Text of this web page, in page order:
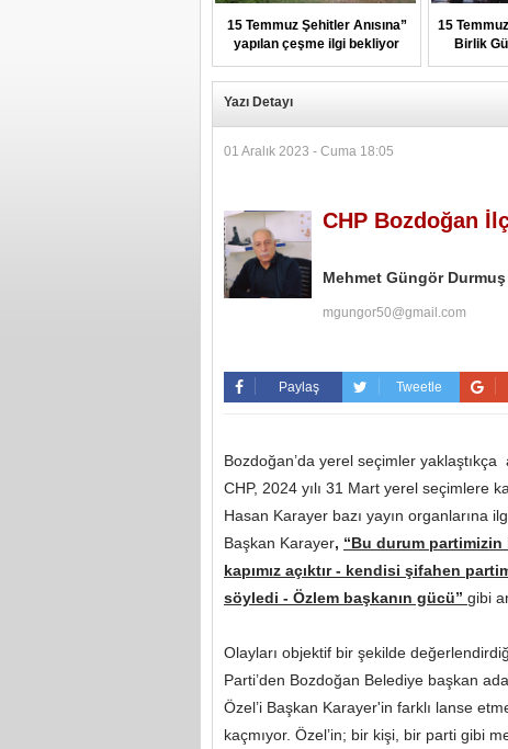
15 Temmuz Şehitler Anısına”
yapılan çeşme ilgi bekliyor
15
Birlik
Yazı Detayı
01 Aralık 2023 - Cuma 18:05
CHP Bozdoğan
Mehmet Güngör Durmuş
mgungor50@gmail.com
Paylaş Tweetle
Bozdoğan’da yerel seçimler yaklaştıkça
CHP, 2024 yılı 31 Mart yerel seçimlere
Hasan Karayer bazı yayın organlarına
Başkan Karayer, “Bu durum partimizin
kapımız açıktır - kendisi şifahen
söyledi - Özlem başkanın gücü” gibi
Olayları objektif bir şekilde
Parti’den Bozdoğan Belediye başkan
Özel’i Başkan Karayer'in farklı lanse
kaçmıyor. Özel’in; bir kişi, bir parti gibi